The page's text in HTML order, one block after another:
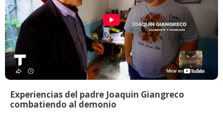
Experiencias del padre Joaquin Giangreco
combatiendo al demonio